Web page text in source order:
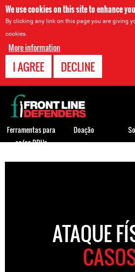
We use cookies on this site to enhance
By clicking any link on this page you are giving
cookies.
More information
I AGREE DECLINE
to
ATAQUE
Back
to
top
Ferramentas para
os/as DDHs
Doação